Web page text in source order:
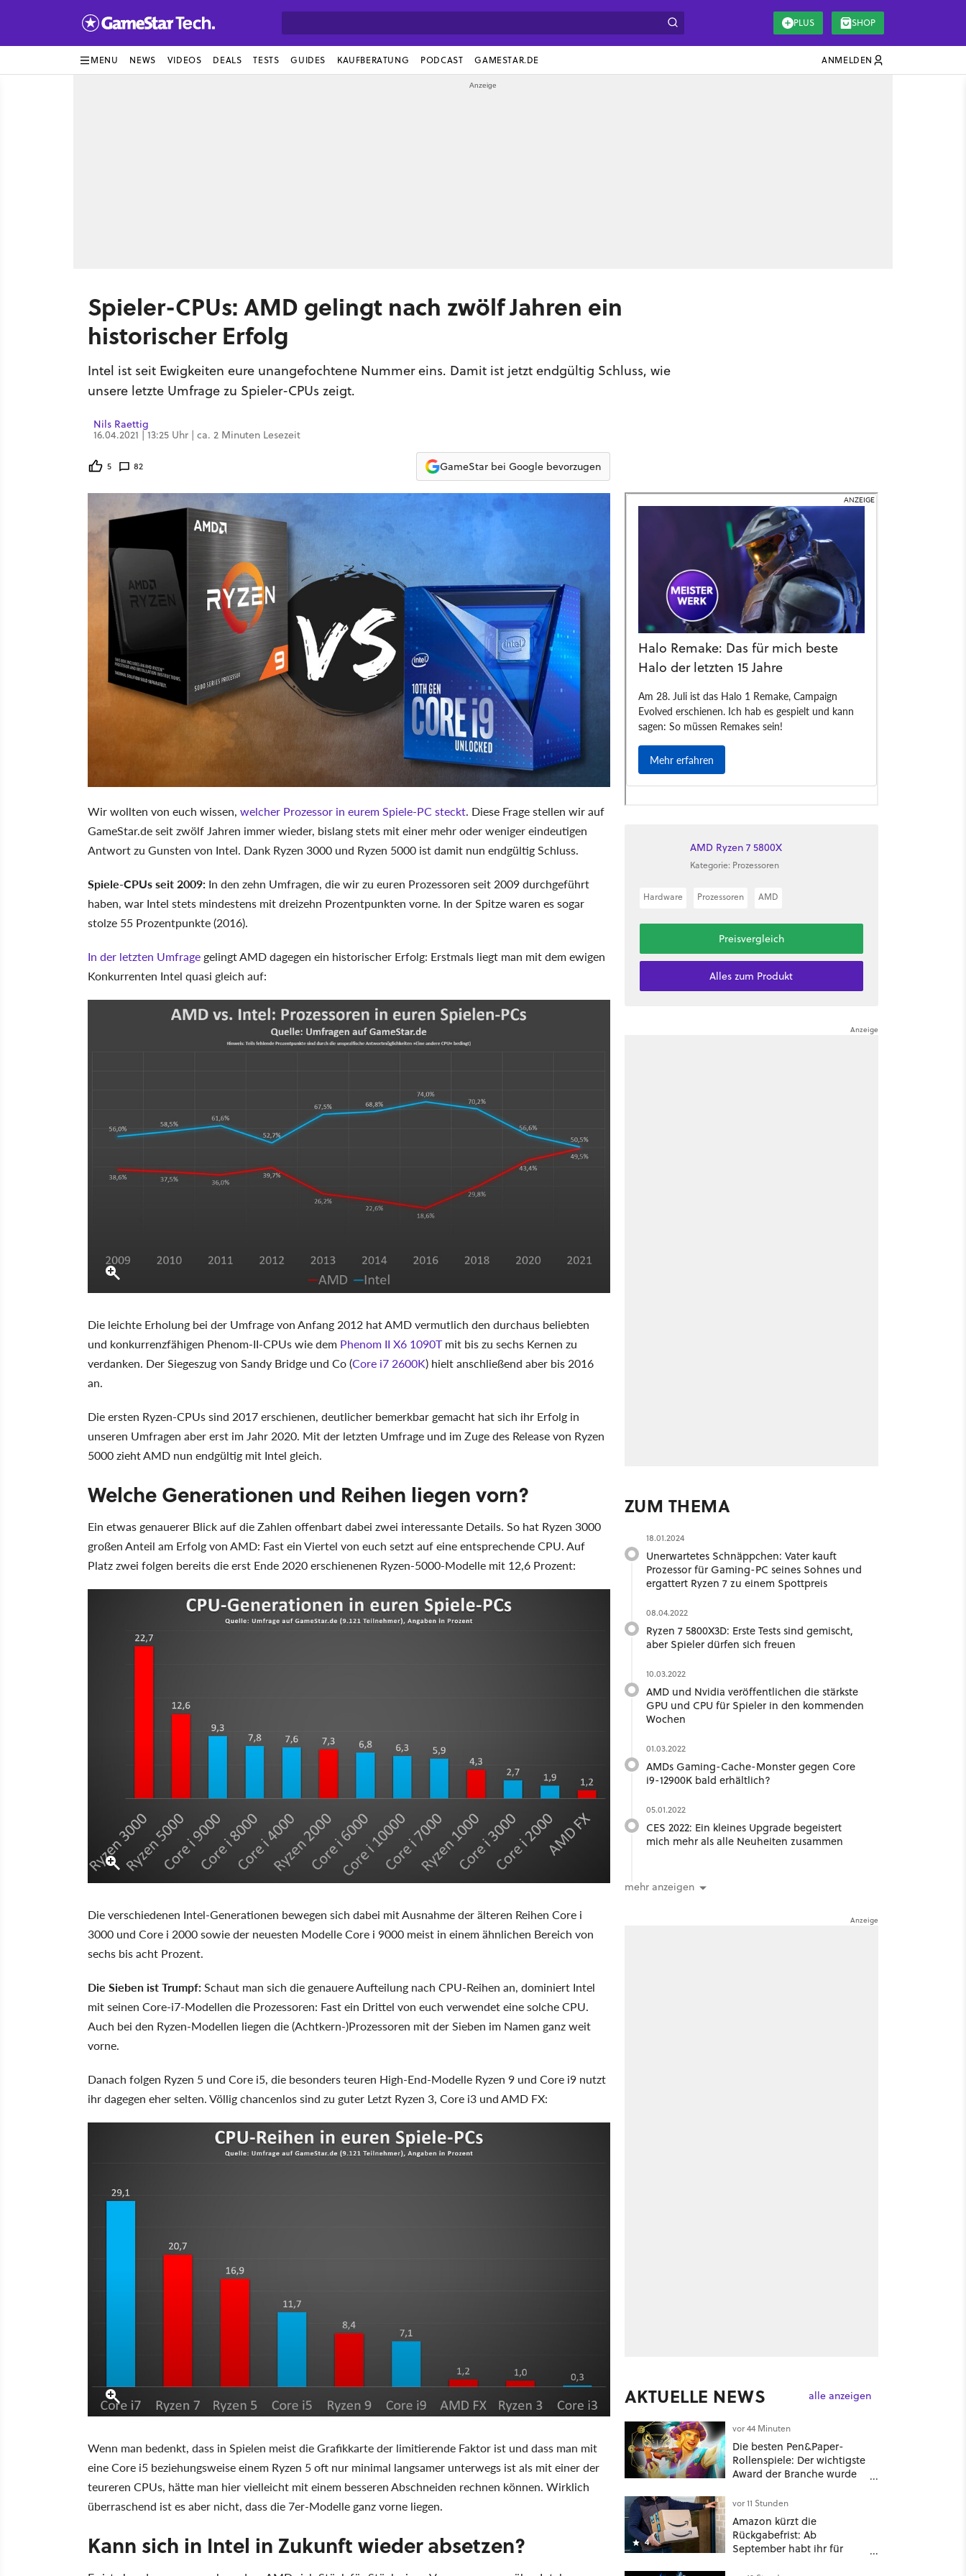
PLUS SHOP
MENU NEWS VIDEOS DEALS TESTS GUIDES KAUFBERATUNG PODCAST GAMESTAR.DE ANMELDEN
Spieler-CPUs: AMD gelingt nach zwölf Jahren ein
historischer Erfolg
Intel ist seit Ewigkeiten eure unangefochtene Nummer eins. Damit ist jetzt endgültig Schluss, wie
unsere letzte Umfrage zu Spieler-CPUs zeigt.
Nils Raettig
16.04.2021 | 13:25 Uhr | ca. 2 Minuten Lesezeit
5 82 GameStar bei Google bevorzugen
Wir wollten von euch wissen, welcher Prozessor in eurem Spiele-PC steckt. Diese Frage stellen wir auf
GameStar.de seit zwölf Jahren immer wieder, bislang stets mit einer mehr oder weniger eindeutigen
Antwort zu Gunsten von Intel. Dank Ryzen 3000 und Ryzen 5000 ist damit nun endgültig Schluss.
Spiele-CPUs seit 2009: In den zehn Umfragen, die wir zu euren Prozessoren seit 2009 durchgeführt
haben, war Intel stets mindestens mit dreizehn Prozentpunkten vorne. In der Spitze waren es sogar
stolze 55 Prozentpunkte (2016).
In der letzten Umfrage gelingt AMD dagegen ein historischer Erfolg: Erstmals liegt man mit dem ewigen
Konkurrenten Intel quasi gleich auf:
Die leichte Erholung bei der Umfrage von Anfang 2012 hat AMD vermutlich den durchaus beliebten
und konkurrenzfähigen Phenom-II-CPUs wie dem Phenom II X6 1090Tmit bis zu sechs Kernen zu
verdanken. Der Siegeszug von Sandy Bridge und Co (Core i7 2600K) hielt anschließend aber bis 2016
an.
Die ersten Ryzen-CPUs sind 2017 erschienen, deutlicher bemerkbar gemacht hat sich ihr Erfolg in
unseren Umfragen aber erst im Jahr 2020. Mit der letzten Umfrage und im Zuge des Release von Ryzen
5000 zieht AMD nun endgültig mit Intel gleich.
Welche Generationen und Reihen liegen vorn?
Ein etwas genauerer Blick auf die Zahlen offenbart dabei zwei interessante Details. So hat Ryzen 3000
großen Anteil am Erfolg von AMD: Fast ein Viertel von euch setzt auf eine entsprechende CPU. Auf
Platz zwei folgen bereits die erst Ende 2020 erschienenen Ryzen-5000-Modelle mit 12,6 Prozent:
Die verschiedenen Intel-Generationen bewegen sich dabei mit Ausnahme der älteren Reihen Core i
3000 und Core i 2000 sowie der neuesten Modelle Core i 9000 meist in einem ähnlichen Bereich von
sechs bis acht Prozent.
Die Sieben ist Trumpf:Schaut man sich die genauere Aufteilung nach CPU-Reihen an, dominiert Intel
mit seinen Core-i7-Modellen die Prozessoren: Fast ein Drittel von euch verwendet eine solche CPU.
Auch bei den Ryzen-Modellen liegen die (Achtkern-)Prozessoren mit der Sieben im Namen ganz weit
vorne.
Danach folgen Ryzen 5 und Core i5, die besonders teuren High-End-Modelle Ryzen 9 und Core i9 nutzt
ihr dagegen eher selten. Völlig chancenlos sind zu guter Letzt Ryzen 3, Core i3 und AMD FX:
Wenn man bedenkt, dass in Spielen meist die Grafikkarte der limitierende Faktor ist und dass man mit
eine Core i5 beziehungsweise einem Ryzen 5 oft nur minimal langsamer unterwegs ist als mit einer der
teureren CPUs, hätte man hier vielleicht mit einem besseren Abschneiden rechnen können. Wirklich
überraschend ist es aber nicht, dass die 7er-Modelle ganz vorne liegen.
Kann sich in Intel in Zukunft wieder absetzen?
AMD Ryzen 7 5800X
Kategorie: Prozessoren
Hardware Prozessoren AMD
Preisvergleich
Alles zum Produkt
ZUM THEMA
18.01.2024
Unerwartetes Schnäppchen: Vater kauft
Prozessor für Gaming-PC seines Sohnes und
ergattert Ryzen 7 zu einem Spottpreis
08.04.2022
Ryzen 7 5800X3D: Erste Tests sind gemischt,
aber Spieler dürfen sich freuen
10.03.2022
AMD und Nvidia veröffentlichen die stärkste
GPU und CPU für Spieler in den kommenden
Wochen
01.03.2022
AMDs Gaming-Cache-Monster gegen Core
i9-12900K bald erhältlich?
05.01.2022
CES 2022: Ein kleines Upgrade begeistert
mich mehr als alle Neuheiten zusammen
mehr anzeigen
AKTUELLE NEWS alle anzeigen
vor 44 Minuten
Die besten Pen&Paper-
Rollenspiele: Der wichtigste
Award der Branche wurde
Konkurrent ist der große
Gewinner
4
vor 11 Stunden
Amazon kürzt die
Rückgabefrist: Ab
September habt ihr für